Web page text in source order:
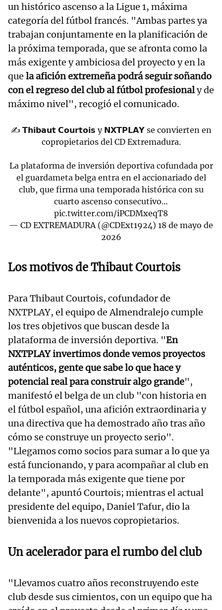
un histórico ascenso a la Ligue 1, máxima
categoría del fútbol francés. "Ambas partes ya
trabajan conjuntamente en la planificación de
la próxima temporada, que se afronta como la
más exigente y ambiciosa del proyecto y en la
que la afición extremeña podrá seguir soñando
con el regreso del club al fútbol profesionaly de
máximo nivel", recogió el comunicado.
✍️ 𝗧𝗵𝗶𝗯𝗮𝘂𝘁 𝗖𝗼𝘂𝗿𝘁𝗼𝗶𝘀 y 𝗡𝗫𝗧𝗣𝗟𝗔𝗬 se convierten en
copropietarios del CD Extremadura.
La plataforma de inversión deportiva cofundada por
el guardameta belga entra en el accionariado del
club, que firma una temporada histórica con su
cuarto ascenso consecutivo…
pic.twitter.com/iPCDMxeqT8
— CD EXTREMADURA (@CDExt1924) 18 de mayo de
2026
Los motivos de Thibaut Courtois
Para Thibaut Courtois, cofundador de
NXTPLAY, el equipo de Almendralejo cumple
los tres objetivos que buscan desde la
plataforma de inversión deportiva. "En
NXTPLAY invertimos donde vemos proyectos
auténticos, gente que sabe lo que hace y
potencial real para construir algo grande",
manifestó el belga de un club "con historia en
el fútbol español, una afición extraordinaria y
una directiva que ha demostrado año tras año
cómo se construye un proyecto serio".
"Llegamos como socios para sumar a lo que ya
está funcionando, y para acompañar al club en
la temporada más exigente que tiene por
delante", apuntó Courtois; mientras el actual
presidente del equipo, Daniel Tafur, dio la
bienvenida a los nuevos copropietarios.
Un acelerador para el rumbo del club
"Llevamos cuatro años reconstruyendo este
club desde sus cimientos, con un equipo que ha